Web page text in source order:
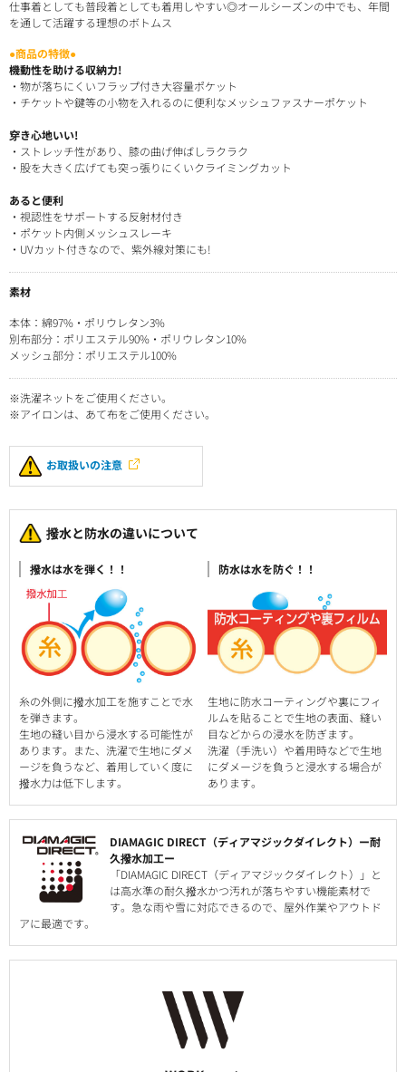
仕事着としても普段着としても着用しやすい◎オールシーズンの中でも、年間
を通して活躍する理想のボトムス
●商品の特徴●
機動性を助ける収納力!
・物が落ちにくいフラップ付き大容量ポケット
・チケットや鍵等の小物を入れるのに便利なメッシュファスナーポケット
穿き心地いい!
・ストレッチ性があり、膝の曲げ伸ばしラクラク
・股を大きく広げても突っ張りにくいクライミングカット
あると便利
・視認性をサポートする反射材付き
・ポケット内側メッシュスレーキ
・UVカット付きなので、紫外線対策にも!
素材
本体：綿97%・ポリウレタン3%
別布部分：ポリエステル90%・ポリウレタン10%
メッシュ部分：ポリエステル100%
※洗濯ネットをご使用ください。
※アイロンは、あて布をご使用ください。
お取扱いの注意
撥水と防水の違いについて
撥水は水を弾く！！
糸の外側に撥水加工を施すことで水
を弾きます。
生地の縫い目から浸水する可能性が
あります。また、洗濯で生地にダメ
ージを負うなど、着用していく度に
撥水力は低下します。
防水は水を防ぐ！！
生地に防水コーティングや裏にフィ
ルムを貼ることで生地の表面、縫い
目などからの浸水を防ぎます。
洗濯（手洗い）や着用時などで生地
にダメージを負うと浸水する場合が
あります。
DIAMAGIC DIRECT（ディアマジックダイレクト）ー耐
久撥水加工ー
「DIAMAGIC DIRECT（ディアマジックダイレクト）」と
は高水準の耐久撥水かつ汚れが落ちやすい機能素材で
す。急な雨や雪に対応できるので、屋外作業やアウトド
アに最適です。